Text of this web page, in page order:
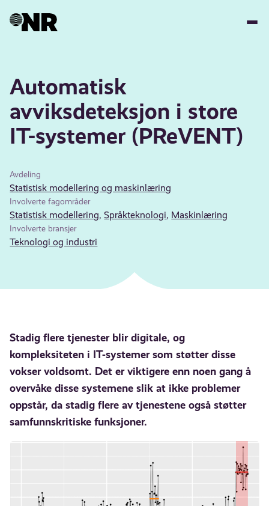
Automatisk
avviksdeteksjon i store
IT-systemer (PReVENT)
Avdeling
Statistisk modellering og maskinlæring
Involverte fagområder
Statistisk modellering,Språkteknologi, Maskinlæring
Involverte bransjer
Teknologi og industri
Stadig flere tjenester blir digitale, og
kompleksiteten i IT-systemer som støtter disse
vokser voldsomt. Det er viktigere enn noen gang å
overvåke disse systemene slik at ikke problemer
oppstår, da stadig flere av tjenestene også støtter
samfunnskritiske funksjoner.